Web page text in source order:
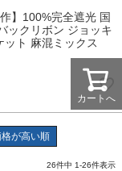
作】100%完全遮光 国
ックリボン ジョッキ
ット 麻混ミックス
が高い順
26件中 1-26件表示
カートへ